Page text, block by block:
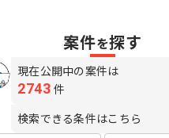
案件を探す
現在公開中の案件は
2743 件
検索できる条件はこちら